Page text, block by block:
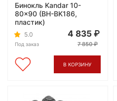
Бинокль Kandar 10-
80x90 (BH-BK186,
пластик)
5.0
Под заказ
4 835
7 850
В КОРЗИНУ